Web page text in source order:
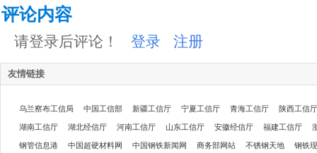
评论内容
请登录后评论！ 登录 注册
友情链接
乌兰察布工信局 中国工信部 新疆工信厅 宁夏工信厅 青海工信厅 陕西工信厅
湖南工信厅 湖北经信厅 河南工信厅 山东工信厅 安徽经信厅 福建工信厅
钢管信息港 中国超硬材料网 中国钢铁新闻网 商务部网站 不锈钢天地 钢铁